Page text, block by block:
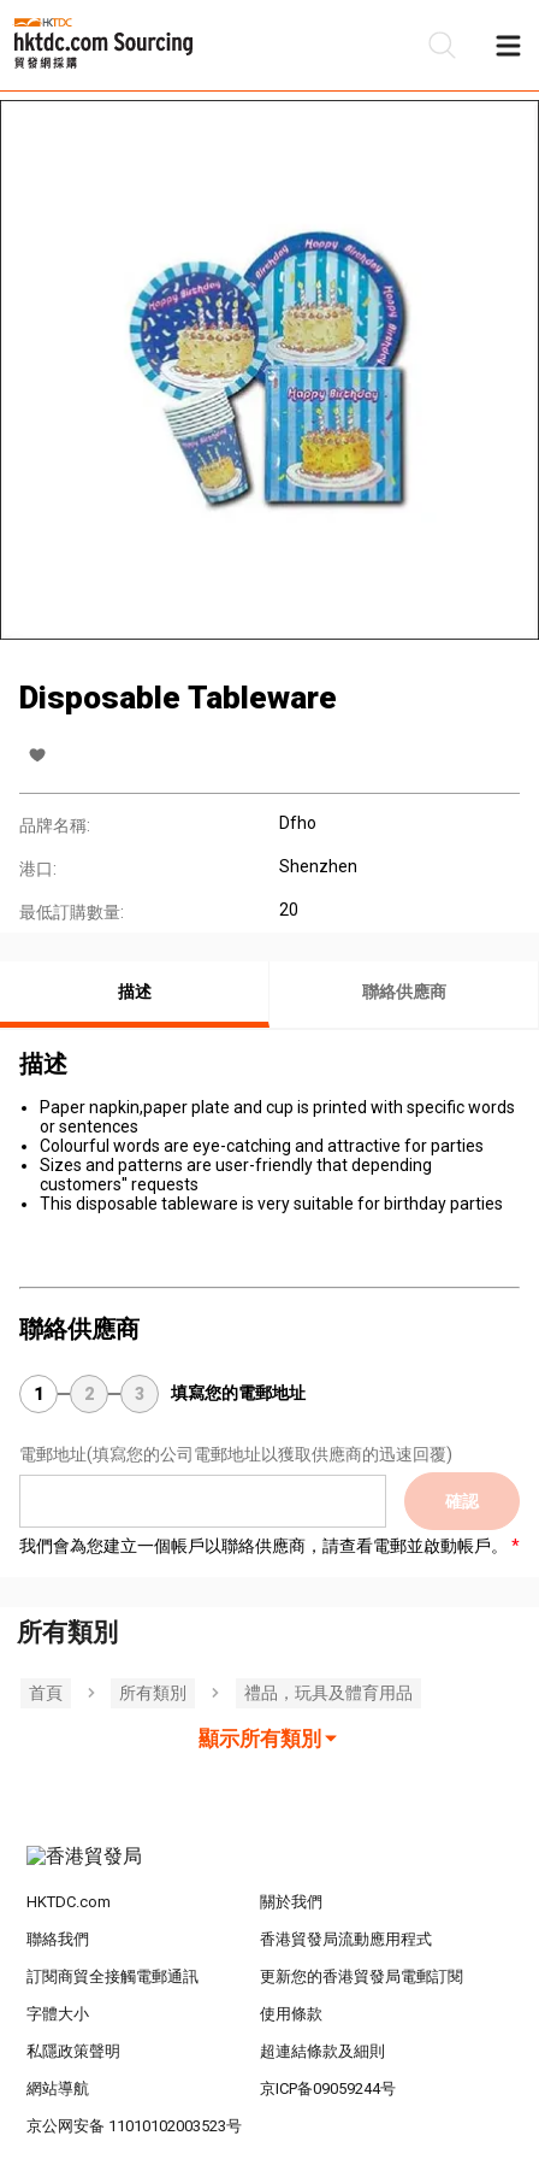
Disposable Tableware
品牌名稱: Dfho
港口: Shenzhen
最低訂購數量: 20
描述 聯絡供應商
描述
Paper napkin,paper plate and cup is printed with specific words
or sentences
Colourful words are eye-catching and attractive for parties
Sizes and patterns are user-friendly that depending
customers'' requests
This disposable tableware is very suitable for birthday parties
聯絡供應商
1 2 3 填寫您的電郵地址
電郵地址(填寫您的公司電郵地址以獲取供應商的迅速回覆)
確認
我們會為您建立一個帳戶以聯絡供應商，請查看電郵並啟動帳戶。
所有類別
首頁 所有類別 禮品，玩具及體育用品
顯示所有類別
HKTDC.com 關於我們
聯絡我們 香港貿發局流動應用程式
訂閱商貿全接觸電郵通訊 更新您的香港貿發局電郵訂閱
字體大小 使用條款
私隱政策聲明 超連結條款及細則
網站導航 京ICP备09059244号
京公网安备 11010102003523号